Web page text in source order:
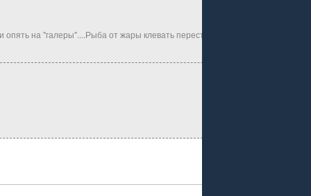
на "галеры"....Рыба от жары клевать перестала и я решил сделать